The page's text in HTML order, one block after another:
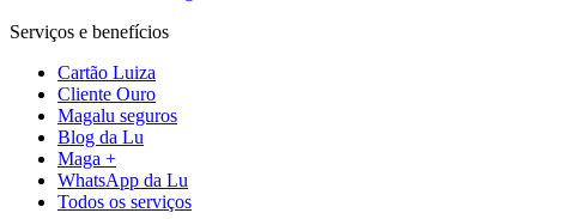
Serviços e benefícios
Cartão Luiza
Cliente Ouro
Magalu seguros
Blog da Lu
Maga +
WhatsApp da Lu
Todos os serviços